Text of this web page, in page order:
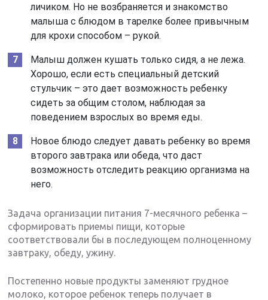
личиком. Но не возбраняется и знакомство
малыша с блюдом в тарелке более привычным
для крохи способом – рукой.
Малыш должен кушать только сидя, а не лежа.
Хорошо, если есть специальный детский
стульчик – это дает возможность ребенку
сидеть за общим столом, наблюдая за
поведением взрослых во время еды.
Новое блюдо следует давать ребенку во время
второго завтрака или обеда, что даст
возможность отследить реакцию организма на
него.
Задача организации питания 7-месячного ребенка –
сформировать приемы пищи, которые
соответствовали бы в последующем полноценному
завтраку, обеду, ужину.
Постепенно новые продукты заменяют грудное
молоко, которое ребенок теперь получает в